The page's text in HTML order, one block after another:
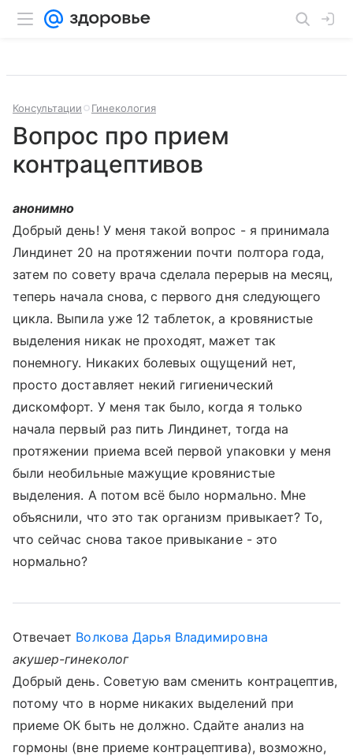
Консультации Гинекология
Вопрос про прием
контрацептивов
анонимно
Добрый день! У меня такой вопрос - я принимала
Линдинет 20 на протяжении почти полтора года,
затем по совету врача сделала перерыв на месяц,
теперь начала снова, с первого дня следующего
цикла. Выпила уже 12 таблеток, а кровянистые
выделения никак не проходят, мажет так
понемногу. Никаких болевых ощущений нет,
просто доставляет некий гигиенический
дискомфорт. У меня так было, когда я только
начала первый раз пить Линдинет, тогда на
протяжении приема всей первой упаковки у меня
были необильные мажущие кровянистые
выделения. А потом всё было нормально. Мне
объяснили, что это так организм привыкает? То,
что сейчас снова такое привыкание - это
нормально?
Отвечает Волкова Дарья Владимировна
акушер-гинеколог
Добрый день. Советую вам сменить контрацептив,
потому что в норме никаких выделений при
приеме ОК быть не должно. Сдайте анализ на
гормоны (вне приеме контрацептива), возможно,